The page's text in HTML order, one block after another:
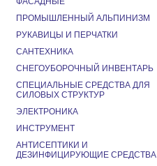
ПРОМЫШЛЕННЫЙ АЛЬПИНИЗМ
РУКАВИЦЫ И ПЕРЧАТКИ
САНТЕХНИКА
СНЕГОУБОРОЧНЫЙ ИНВЕНТАРЬ
СПЕЦИАЛЬНЫЕ СРЕДСТВА ДЛЯ
СИЛОВЫХ СТРУКТУР
ЭЛЕКТРОНИКА
ИНСТРУМЕНТ
АНТИСЕПТИКИ И
ДЕЗИНФИЦИРУЮЩИЕ СРЕДСТВА